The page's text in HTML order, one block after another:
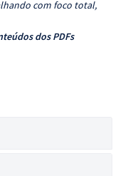
com foco total,
dos PDFs